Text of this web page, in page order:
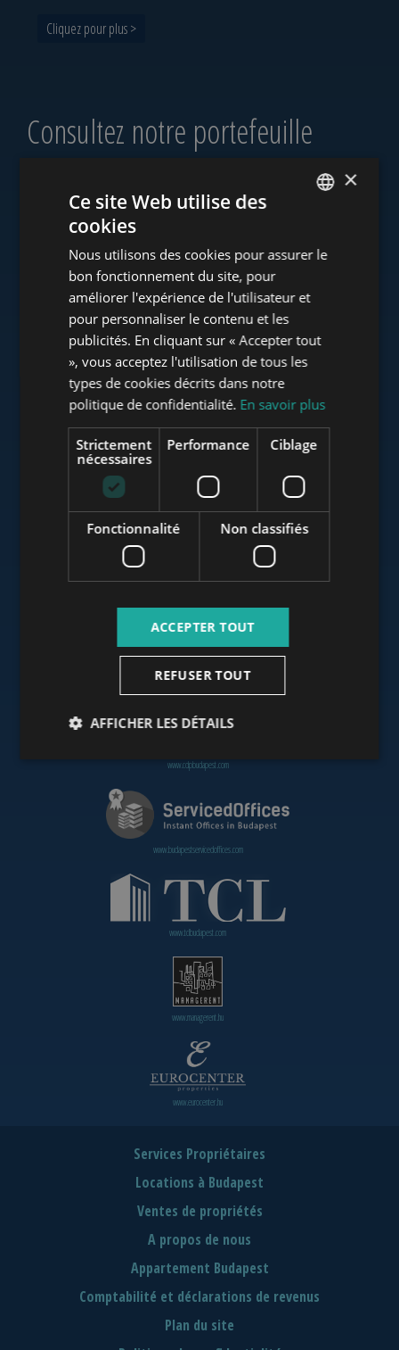
Cliquez pour plus >
Consultez notre portefeuille
www.towerassistance.com
www.mybudapesthome.com
www.budapestluxuryapartments.hu
www.budapestoffices.net
www.cdpbudapest.com
www.budapestservicedoffices.com
www.tclbudapest.com
www.managerent.hu
www.eurocenter.hu
Services Propriétaires
Locations à Budapest
Ventes de propriétés
A propos de nous
Appartement Budapest
Comptabilité et déclarations de revenus
Plan du site
HUNGARIAN
FRENCH
ITALIAN
RUSSIAN
ARABIC
×
Ce site Web utilise des
cookies
Nous utilisons des cookies pour assurer le
bon fonctionnement du site, pour
améliorer l'expérience de l'utilisateur et
pour personnaliser le contenu et les
publicités. En cliquant sur « Accepter tout
», vous acceptez l'utilisation de tous les
types de cookies décrits dans notre
politique de confidentialité. En savoir plus
Strictement
nécessaires
Performance Ciblage
Fonctionnalité Non classifiés
ACCEPTER TOUT
REFUSER TOUT
AFFICHER LES DÉTAILS